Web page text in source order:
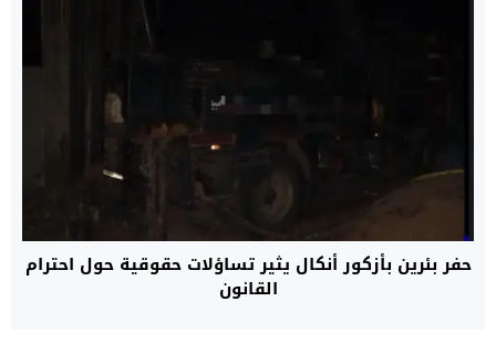
حفر بئرين بأزكور أنكال يثير تساؤلات حقوقية حول احترام
القانون